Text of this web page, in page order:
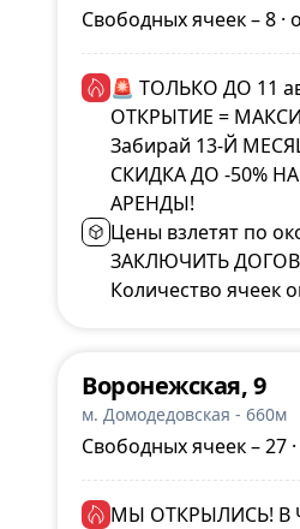
Свободных ячеек – 8 ·
🚨 ТОЛЬКО ДО 11
ОТКРЫТИЕ =
Забирай 13-Й
СКИДКА ДО -50%
АРЕНДЫ!
Цены взлетят по
ЗАКЛЮЧИТЬ
Количество ячеек
Воронежская, 9
м. Домодедовская - 660м
Свободных ячеек – 27
МЫ ОТКРЫЛИСЬ! В